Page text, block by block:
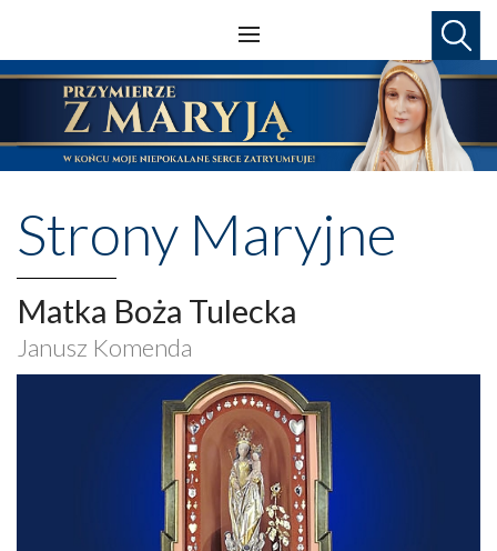
Strony Maryjne
Matka Boża Tulecka
Janusz Komenda